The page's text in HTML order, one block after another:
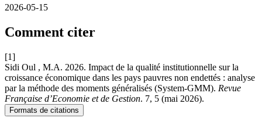
2026-05-15
Comment citer
[1]
Sidi Oul , M.A. 2026. Impact de la qualité institutionnelle sur la
croissance économique dans les pays pauvres non endettés : analyse
par la méthode des moments généralisés (System-GMM). Revue
Française d’Economie et de Gestion. 7, 5 (mai 2026).
Formats de citations